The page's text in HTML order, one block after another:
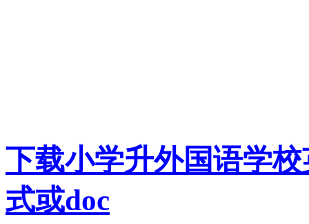
下载小学升外国语学
式或doc